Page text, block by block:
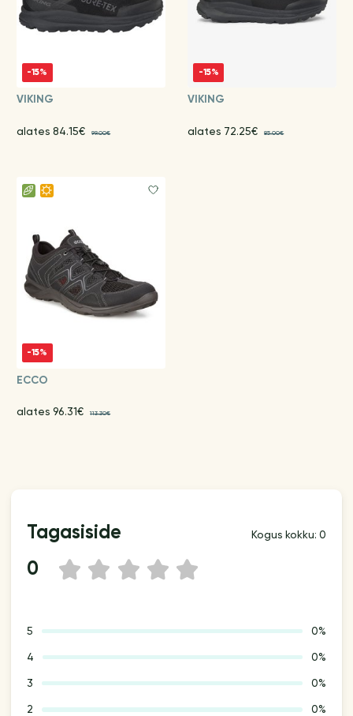
-15%
VIKING
alates 84.15€ 99.00€
-15%
VIKING
alates 72.25€ 85.00€
-15%
ECCO
alates 96.31€ 113.30€
Tagasiside Kogus kokku: 0
0 5
4
3
2
1
5 0%
4 0%
3 0%
2 0%